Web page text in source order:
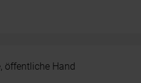
öffentliche Hand